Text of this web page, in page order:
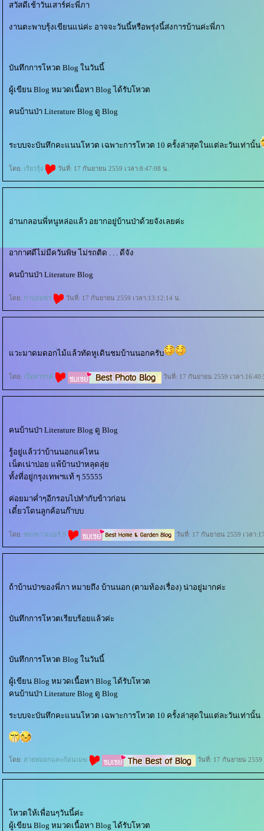
สวัสดีเช้าวันเสาร์ค่ะพี่ภา
งานตะพาบรุ้งเขียนแน่ค่ะ อาจจะวันนี้หรือพรุ่งนี้ส่งการบ้านค่ะพี่ภา
บันทึกการโหวต Blog ในวันนี้
ผู้เขียน Blog หมวดเนื้อหา Blog ได้รับโหวต
คนบ้านป่า Literature Blog ดู Blog
ระบบจะบันทึกคะแนนโหวต เฉพาะการโหวต 10 ครั้งล่าสุดในแต่ละวันเท่านั้น
ดย: เรียวรุ้ง วันที่: 17 กันยายน 2559 เวลา:8:47:08 น.
อ่านกลอนพี่หนูหล่อแล้ว อยากอยู่บ้านป่าด้วยจังเลยค่ะ
อากาศดีไม่มีควันพิษ ไม่รถติด . . . ดีจัง
คนบ้านป่า Literature Blog
ดย: กาปอมซ่า วันที่: 17 กันยายน 2559 เวลา:13:12:14 น.
วะมาดมดอกไม้แล้วทัดหูเดินชมบ้านนอกครับ
ดย: เป็ดสวรรค์ วันที่: 17 กันยายน 2559 เวลา
คนบ้านป่า Literature Blog ดู Blog
รู้อยู่แล้วว่าบ้านนอกแค่ไหน
เน็ตเน่าบ่อย แพ้บ้านป่าหลุดลุ่
ทั้งที่อยู่กรุงเทพฯแท้ ๆ 55555
ค่อยมาค่ำๆอีกรอบไปทำกับข้าวก่อน
เดี๋ยวโดนลูกค้อนก๊าบบ
ดย: ซองขาวเบอร์ 9 วันที่: 17 กันยายน 2559 เวลา
ถ้าบ้านป่าของพี่ภา หมายถึง บ้านนอก (ตามท้องเรื่อง) น่าอยู่มากค่ะ
บันทึกการโหวตเรียบร้อยแล้วค่ะ
บันทึกการโหวต Blog ในวันนี้
ผู้เขียน Blog หมวดเนื้อหา Blog ได้รับโหวต
คนบ้านป่า Literature Blog ดู Blog
ระบบจะบันทึกคะแนนโหวต เฉพาะการโหวต 10 ครั้งล่าสุดในแต่ละวันเท่านั้น
ดย: สายหมอกและก้อนเมฆ วันที่: 17 กันยายน 2559
หวตให้เพื่อนๆวันนี้ค่ะ
ผู้เขียน Blog หมวดเนื้อหา Blog ได้รับโหวต